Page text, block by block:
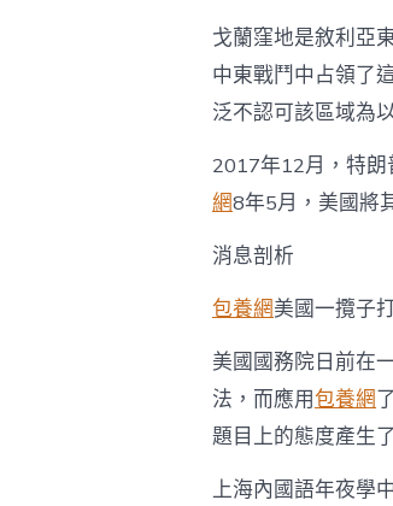
戈蘭窪地是敘利亞
中東戰鬥中占領了
泛不認可該區域為
2017年12月，特
網8年5月，美國將
消息剖析
包養網美國一攬子
美國國務院日前在
法，而應用包養網
題目上的態度產生
上海內國語年夜學